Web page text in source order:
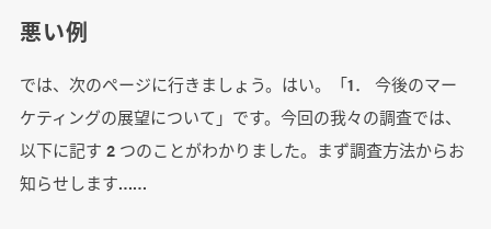
悪い例
では、次のページに行きましょう。はい。「1． 今後のマー
ケティングの展望について」です。今回の我々の調査では、
以下に記す 2 つのことがわかりました。まず調査方法からお
知らせします……